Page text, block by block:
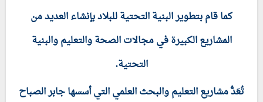
كما قام بتطوير البنية التحتية للبلاد بإنشاء العديد من
المشاريع الكبيرة في مجالات الصحة والتعليم والبنية
التحتية.
تُعَدُّ مشاريع التعليم والبحث العلمي التي أسسها جابر الصباح